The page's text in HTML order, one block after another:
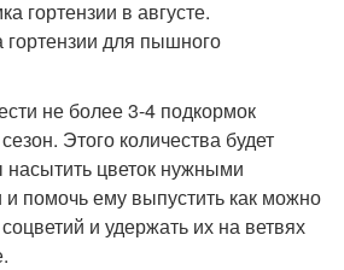
не более 3-4 подкормок
Этого количества будет
насытить цветок нужными
помочь ему выпустить как можно
и удержать их на ветвях